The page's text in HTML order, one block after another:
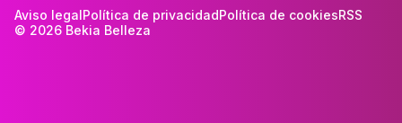
Aviso legalPolítica de privacidadPolítica de cookiesRSS
© 2026 Bekia Belleza